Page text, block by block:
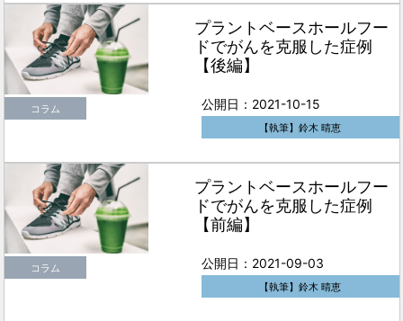
プラントベースホールフー
ドでがんを克服した症例
【後編】
コラム 公開日：2021-10-15
【執筆】鈴木 晴恵
プラントベースホールフー
ドでがんを克服した症例
【前編】
コラム 公開日：2021-09-03
【執筆】鈴木 晴恵